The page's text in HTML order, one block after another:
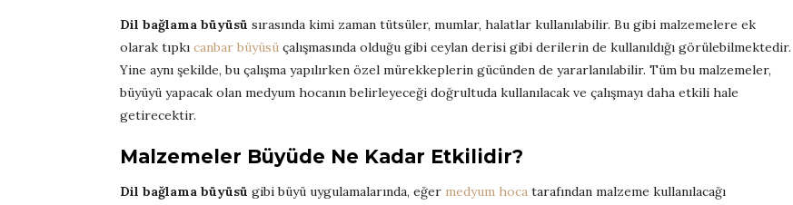
Dil bağlama büyüsü sırasında kimi zaman tütsüler, mumlar, halatlar kullanılabilir. Bu gibi malzemelere ek
olarak tıpkı canbar büyüsü çalışmasında olduğu gibi ceylan derisi gibi derilerin de kullanıldığı görülebilmektedir.
Yine aynı şekilde, bu çalışma yapılırken özel mürekkeplerin gücünden de yararlanılabilir. Tüm bu malzemeler,
büyüyü yapacak olan medyum hocanın belirleyeceği doğrultuda kullanılacak ve çalışmayı daha etkili hale
getirecektir.
Malzemeler Büyüde Ne Kadar Etkilidir?
Dil bağlama büyüsü gibi büyü uygulamalarında, eğer medyum hoca tarafından malzeme kullanılacağı